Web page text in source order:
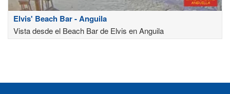
Elvis' Beach Bar - Anguila
Vista desde el Beach Bar de Elvis en Anguila